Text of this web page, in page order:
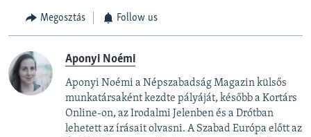
Megosztás Follow us
Aponyi Noémi
Aponyi Noémi a Népszabadság Magazin külsős
munkatársaként kezdte pályáját, később a Kortárs
Online-on, az Irodalmi Jelenben és a Drótban
lehetett az írásait olvasni. A Szabad Európa előtt az